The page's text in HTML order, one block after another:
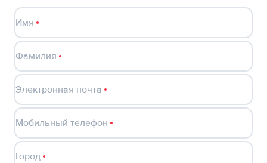
Имя
Фамилия
Электронная почта
Мобильный телефон
Город